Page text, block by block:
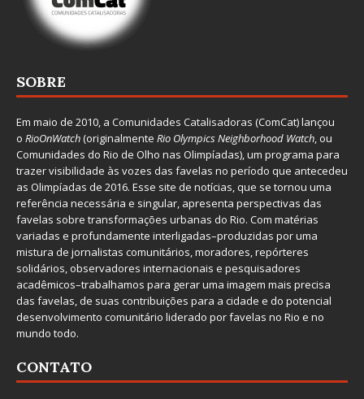
SOBRE
Em maio de 2010, a Comunidades Catalisadoras (ComCat) lançou
o RioOnWatch(originalmente Rio Olympics Neighborhood Watch, ou
Comunidades do Rio de Olho nas Olimpíadas), um programa para
trazer visibilidade às vozes das favelas no período que antecedeu
as Olimpíadas de 2016. Esse site de notícias, que se tornou uma
referência necessária e singular, apresenta perspectivas das
favelas sobre transformações urbanas do Rio. Com matérias
variadas e profundamente interligadas–produzidas por uma
mistura de jornalistas comunitários, moradores, repórteres
solidários, observadores internacionais e pesquisadores
acadêmicos–trabalhamos para gerar uma imagem mais precisa
das favelas, de suas contribuições para a cidade e do potencial
desenvolvimento comunitário liderado por favelas no Rio e no
mundo todo.
CONTATO